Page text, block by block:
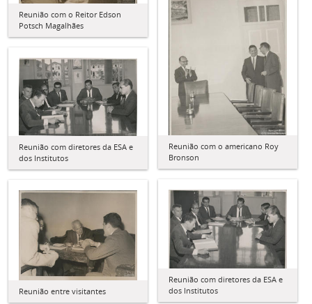
Reunião com o Reitor Edson
Potsch Magalhães
Reunião com o americano Roy
Bronson
Reunião com diretores da ESA e
dos Institutos
Reunião com diretores da ESA e
dos Institutos
Reunião entre visitantes